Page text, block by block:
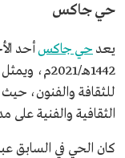
حي جاكس
يعد حي جاكسأحد
1442هـ/
للثقافة والفنون، حيث
الثقافية والفنية على